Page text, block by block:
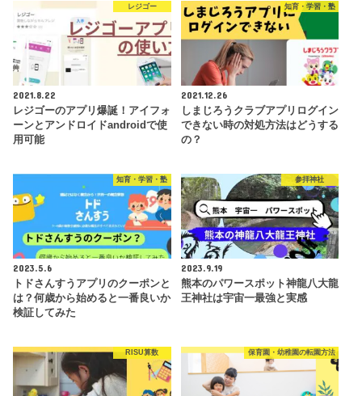
レジゴー
2021.8.22
レジゴーのアプリ爆誕！アイフォ
ーンとアンドロイドandroidで使
用可能
知育・学習・塾
2021.12.26
しまじろうクラブアプリログイン
できない時の対処方法はどうする
の？
知育・学習・塾
2023.5.6
トドさんすうアプリのクーポンと
は？何歳から始めると一番良いか
検証してみた
参拝神社
2023.9.19
熊本のパワースポット神龍八大龍
王神社は宇宙一最強と実感
RISU算数 保育園・幼稚園の転園方法